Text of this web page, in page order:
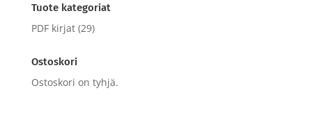
Tuote kategoriat
PDF kirjat (29)
Ostoskori
Ostoskori on tyhjä.